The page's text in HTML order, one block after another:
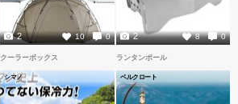
10 0
2 8 0
2
クーラーボックス
シマノ
ランタンポール
ベルクロート